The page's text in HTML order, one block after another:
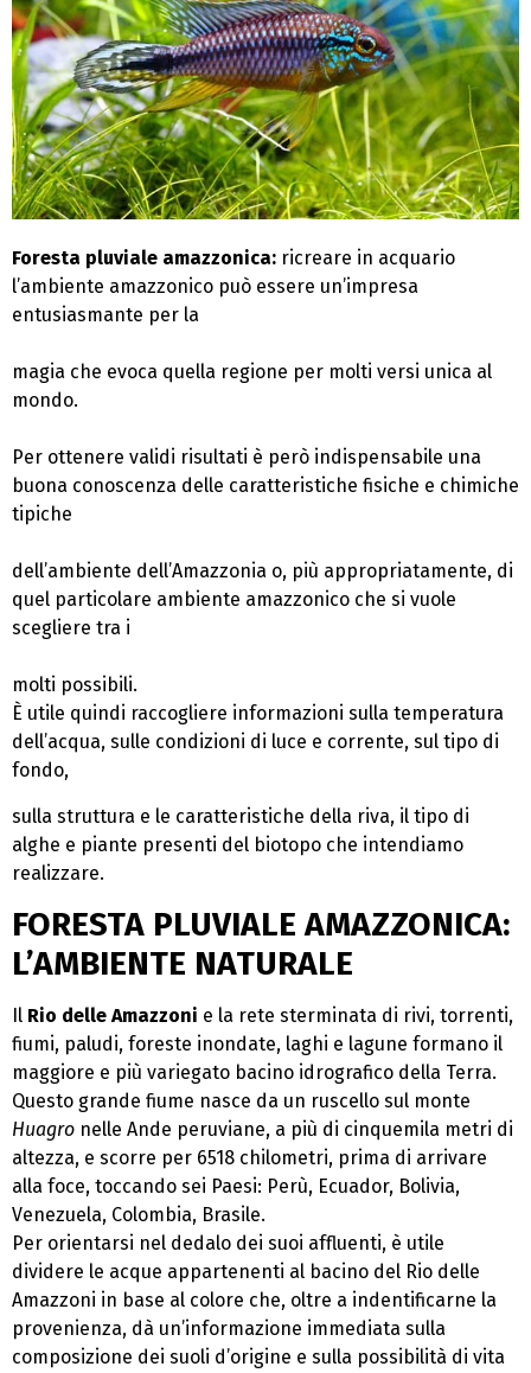
Foresta pluviale amazzonica: ricreare in acquario
l’ambiente amazzonico può essere un’impresa
entusiasmante per la
magia che evoca quella regione per molti versi unica al
mondo.
Per ottenere validi risultati è però indispensabile una
buona conoscenza delle caratteristiche fisiche e chimiche
tipiche
dell’ambiente dell’Amazzonia o, più appropriatamente, di
quel particolare ambiente amazzonico che si vuole
scegliere tra i
molti possibili.
È utile quindi raccogliere informazioni sulla temperatura
dell’acqua, sulle condizioni di luce e corrente, sul tipo di
fondo,
sulla struttura e le caratteristiche della riva, il tipo di
alghe e piante presenti del biotopo che intendiamo
realizzare.
FORESTA PLUVIALE AMAZZONICA:
L’AMBIENTE NATURALE
Il Rio delle Amazzoni e la rete sterminata di rivi, torrenti,
fiumi, paludi, foreste inondate, laghi e lagune formano il
maggiore e più variegato bacino idrografico della Terra.
Questo grande fiume nasce da un ruscello sul monte
Huagro nelle Ande peruviane, a più di cinquemila metri di
altezza, e scorre per 6518 chilometri, prima di arrivare
alla foce, toccando sei Paesi: Perù, Ecuador, Bolivia,
Venezuela, Colombia, Brasile.
Per orientarsi nel dedalo dei suoi affluenti, è utile
dividere le acque appartenenti al bacino del Rio delle
Amazzoni in base al colore che, oltre a indentificarne la
provenienza, dà un’informazione immediata sulla
composizione dei suoli d’origine e sulla possibilità di vita